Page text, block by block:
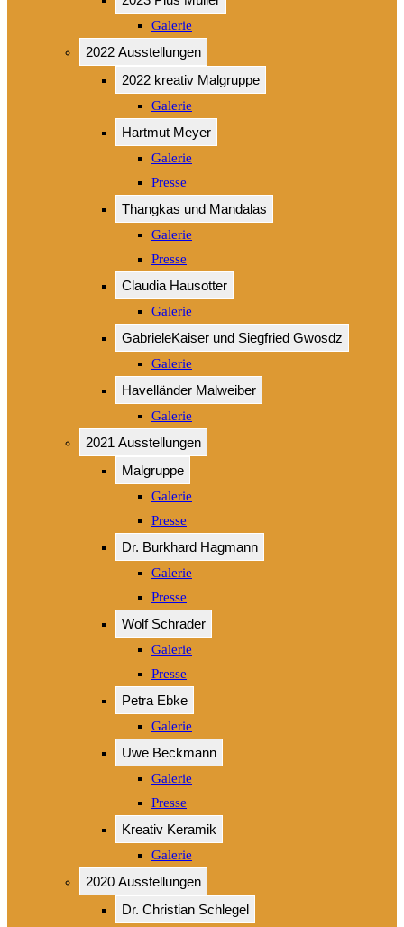
Galerie
2022 Ausstellungen
2022 kreativ Malgruppe
Galerie
Hartmut Meyer
Galerie
Presse
Thangkas und Mandalas
Galerie
Presse
Claudia Hausotter
Galerie
GabrieleKaiser und Siegfried Gwosdz
Galerie
Havelländer Malweiber
Galerie
2021 Ausstellungen
Malgruppe
Galerie
Presse
Dr. Burkhard Hagmann
Galerie
Presse
Wolf Schrader
Galerie
Presse
Petra Ebke
Galerie
Uwe Beckmann
Galerie
Presse
Kreativ Keramik
Galerie
2020 Ausstellungen
Dr. Christian Schlegel